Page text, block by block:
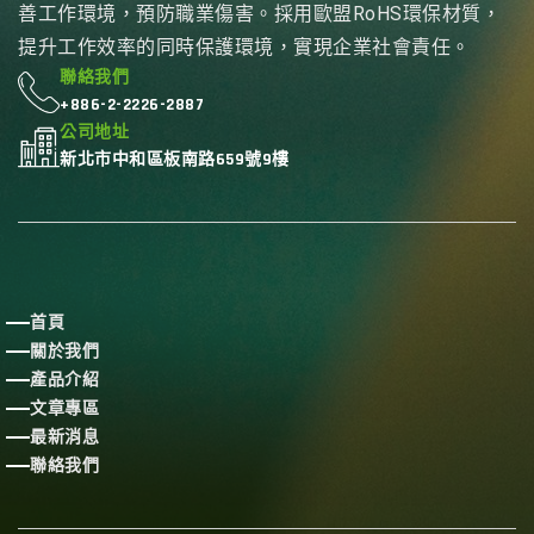
善工作環境，預防職業傷害。採用歐盟RoHS環保材質，
提升工作效率的同時保護環境，實現企業社會責任。
聯絡我們
+886-2-2226-2887
公司地址
新北市中和區板南路659號9樓
首頁
關於我們
產品介紹
文章專區
最新消息
聯絡我們